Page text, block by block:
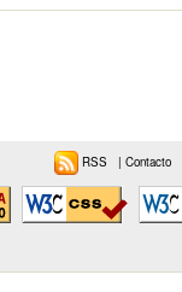
RSS |Contacto